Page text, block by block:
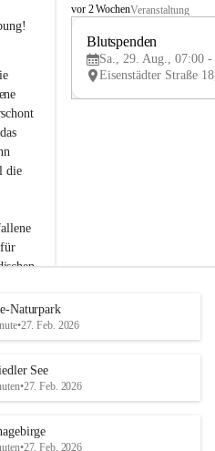
die
B
e
u
e
d
r
S
vor 2 WochenVeranstaltung
Blutspenden
Sa., 29. Aug., 07:00 -
Naturpark
•27. Feb. 2026
See
•27. Feb. 2026
•27. Feb. 2026